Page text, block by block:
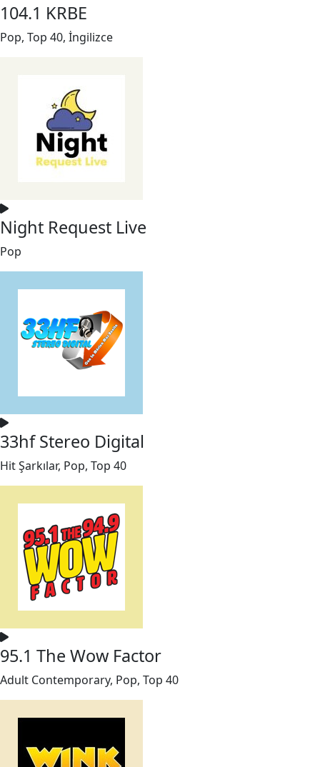
104.1 KRBE
Pop, Top 40, İngilizce
Night Request Live
Pop
33hf Stereo Digital
Hit Şarkılar, Pop, Top 40
95.1 The Wow Factor
Adult Contemporary, Pop, Top 40